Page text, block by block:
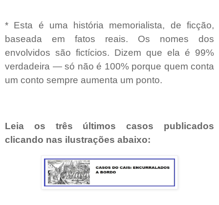
* Esta é uma história memorialista, de ficção,
baseada em fatos reais. Os nomes dos
envolvidos são fictícios. Dizem que ela é 99%
verdadeira — só não é 100% porque quem conta
um conto sempre aumenta um ponto.
Leia os três últimos casos publicados
clicando nas ilustrações abaixo: